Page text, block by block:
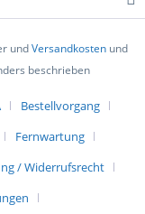
undVersandkostenund
beschrieben
Bestellvorgang
Fernwartung
/ Widerrufsrecht